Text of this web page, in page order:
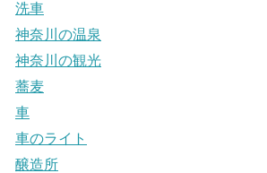
洗車
神奈川の温泉
神奈川の観光
蕎麦
車
車のライト
醸造所